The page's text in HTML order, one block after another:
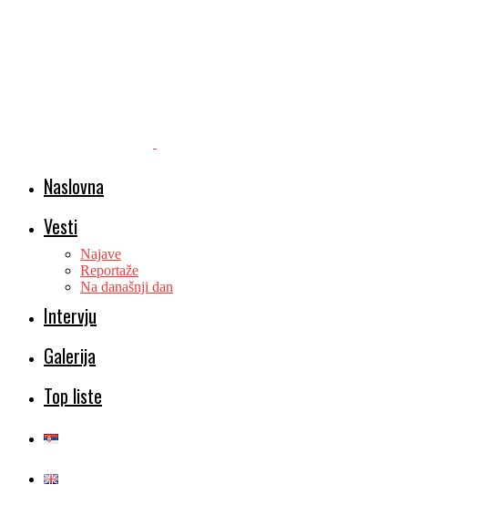
Naslovna
Vesti
Najave
Reportaže
Na današnji dan
Intervju
Galerija
Top liste